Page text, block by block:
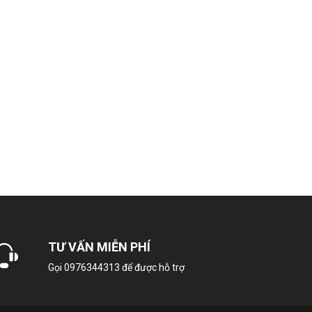
tinh chất Nano Bạc khử mùi hiệu quả
TƯ VẤN MIỄN PHÍ
Gọi 0976344313 để được hỗ trợ